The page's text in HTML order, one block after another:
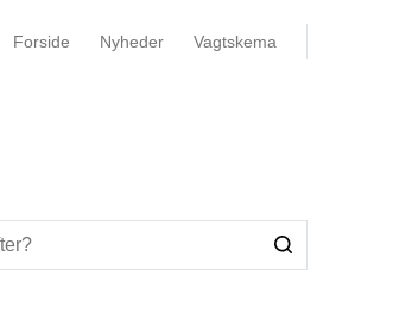
Forside Nyheder Vagtskema